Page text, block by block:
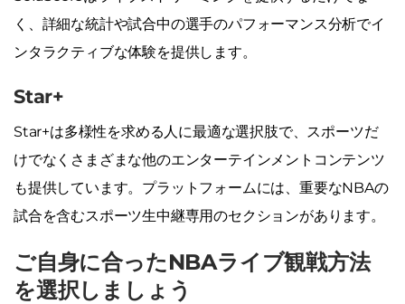
く、詳細な統計や試合中の選手のパフォーマンス分析でイ
ンタラクティブな体験を提供します。
Star+
Star+は多様性を求める人に最適な選択肢で、スポーツだ
けでなくさまざまな他のエンターテインメントコンテンツ
も提供しています。プラットフォームには、重要なNBAの
試合を含むスポーツ生中継専用のセクションがあります。
ご自身に合ったNBAライブ観戦方法
を選択しましょう